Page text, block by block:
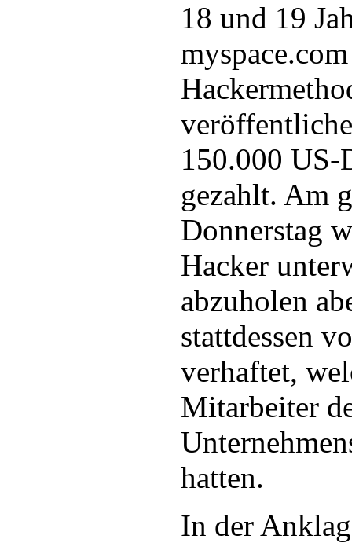
18 und 19
150.000
gezahlt. Am
Donnerstag
Hacker
abzuholen
stattdessen
verhaftet,
Mitarbeiter
hatten.
In der